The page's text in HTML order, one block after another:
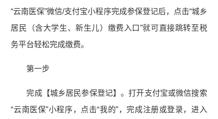
“云南医保”微信/支付宝小程序完成参保登记后，点击“城乡
居民（含大学生、新生儿）缴费入口”就可直接跳转至税
务平台轻松完成缴费。
第一步
完成【城乡居民参保登记】。打开支付宝或微信搜索
“云南医保”小程序，点击“我的”，完成注册或登录，进入